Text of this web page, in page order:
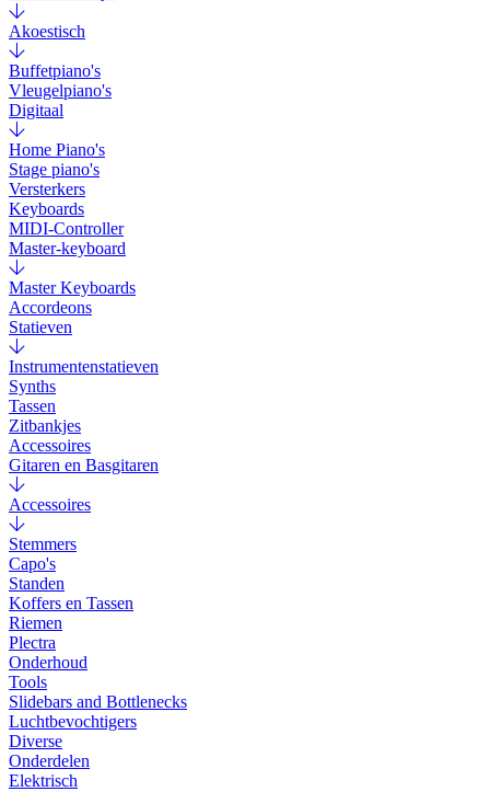
Akoestisch
Buffetpiano's
Vleugelpiano's
Digitaal
Home Piano's
Stage piano's
Versterkers
Keyboards
MIDI-Controller
Master-keyboard
Master Keyboards
Accordeons
Statieven
Instrumentenstatieven
Synths
Tassen
Zitbankjes
Accessoires
Gitaren en Basgitaren
Accessoires
Stemmers
Capo's
Standen
Koffers en Tassen
Riemen
Plectra
Onderhoud
Tools
Slidebars and Bottlenecks
Luchtbevochtigers
Diverse
Onderdelen
Elektrisch